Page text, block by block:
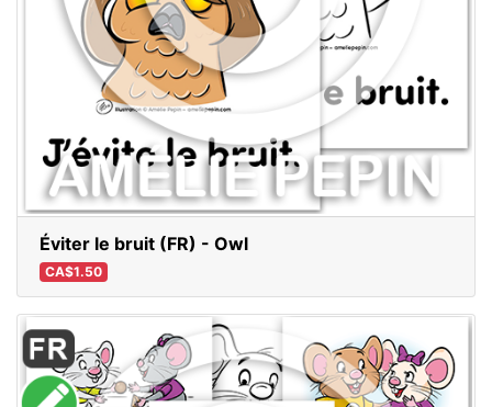
Éviter le bruit (FR) - Owl
CA$1.50